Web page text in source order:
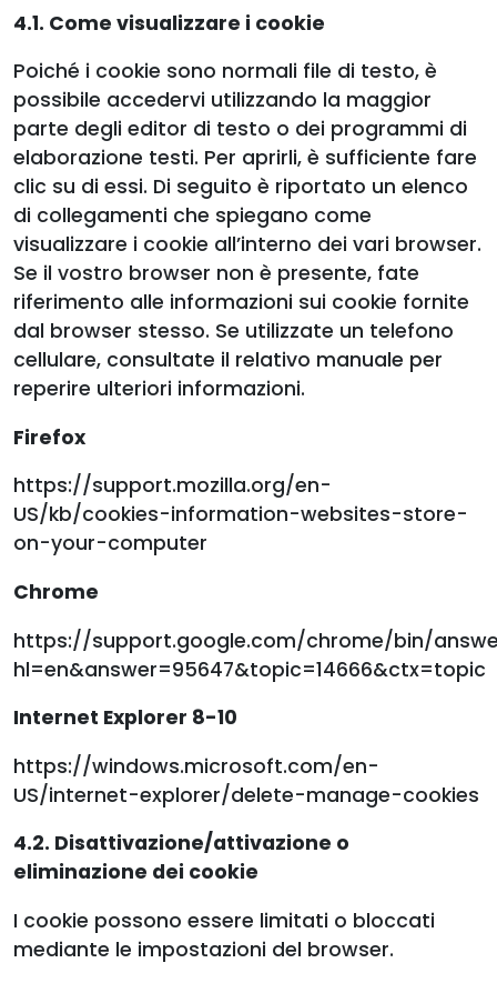
4.1. Come visualizzare i cookie
Poiché i cookie sono normali file di testo, è
possibile accedervi utilizzando la maggior
parte degli editor di testo o dei programmi di
elaborazione testi. Per aprirli, è sufficiente fare
clic su di essi. Di seguito è riportato un elenco
di collegamenti che spiegano come
visualizzare i cookie all’interno dei vari browser.
Se il vostro browser non è presente, fate
riferimento alle informazioni sui cookie fornite
dal browser stesso. Se utilizzate un telefono
cellulare, consultate il relativo manuale per
reperire ulteriori informazioni.
Firefox
https://support.mozilla.org/en-
US/kb/cookies-information-websites-store-
on-your-computer
Chrome
https://support.google.com/chrome/bin/
hl=en&answer=95647&topic=14666&ctx=topic
Internet Explorer 8-10
https://windows.microsoft.com/en-
US/internet-explorer/delete-manage-cookies
4.2. Disattivazione/attivazione o
eliminazione dei cookie
I cookie possono essere limitati o bloccati
mediante le impostazioni del browser.